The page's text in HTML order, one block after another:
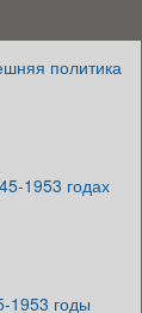
политика
1953 годах
1953 годы